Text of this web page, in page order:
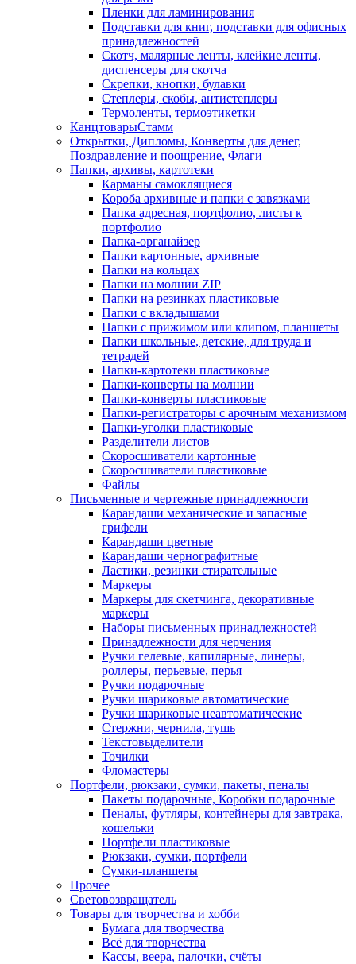
Пленки для ламинирования
Подставки для книг, подставки для офисных
принадлежностей
Скотч, малярные ленты, клейкие ленты,
диспенсеры для скотча
Скрепки, кнопки, булавки
Степлеры, скобы, антистеплеры
Термоленты, термоэтикетки
КанцтоварыСтамм
Открытки, Дипломы, Конверты для денег,
Поздравление и поощрение, Флаги
Папки, архивы, картотеки
Карманы самоклящиеся
Короба архивные и папки с завязками
Папка адресная, портфолио, листы к
портфолио
Папка-органайзер
Папки картонные, архивные
Папки на кольцах
Папки на молнии ZIP
Папки на резинках пластиковые
Папки с вкладышами
Папки с прижимом или клипом, планшеты
Папки школьные, детские, для труда и
тетрадей
Папки-картотеки пластиковые
Папки-конверты на молнии
Папки-конверты пластиковые
Папки-регистраторы с арочным механизмом
Папки-уголки пластиковые
Разделители листов
Скоросшиватели картонные
Скоросшиватели пластиковые
Файлы
Письменные и чертежные принадлежности
Карандаши механические и запасные
грифели
Карандаши цветные
Карандаши чернографитные
Ластики, резинки стирательные
Маркеры
Маркеры для скетчинга, декоративные
маркеры
Наборы письменных принадлежностей
Принадлежности для черчения
Ручки гелевые, капилярные, линеры,
роллеры, перьевые, перья
Ручки подарочные
Ручки шариковые автоматические
Ручки шариковые неавтоматические
Стержни, чернила, тушь
Текстовыделители
Точилки
Фломастеры
Портфели, рюкзаки, сумки, пакеты, пеналы
Пакеты подарочные, Коробки подарочные
Пеналы, футляры, контейнеры для завтрака,
кошельки
Портфели пластиковые
Рюкзаки, сумки, портфели
Сумки-планшеты
Прочее
Световозвращатель
Товары для творчества и хобби
Бумага для творчества
Всё для творчества
Кассы, веера, палочки, счёты